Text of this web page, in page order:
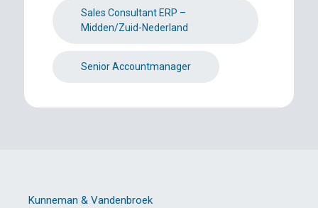
Sales Consultant ERP –
Midden/Zuid-Nederland
Senior Accountmanager
Kunneman & Vandenbroek